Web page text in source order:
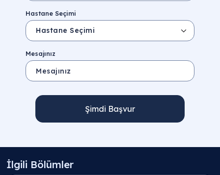
Hastane Seçimi
Mesajınız
Şimdi Başvur